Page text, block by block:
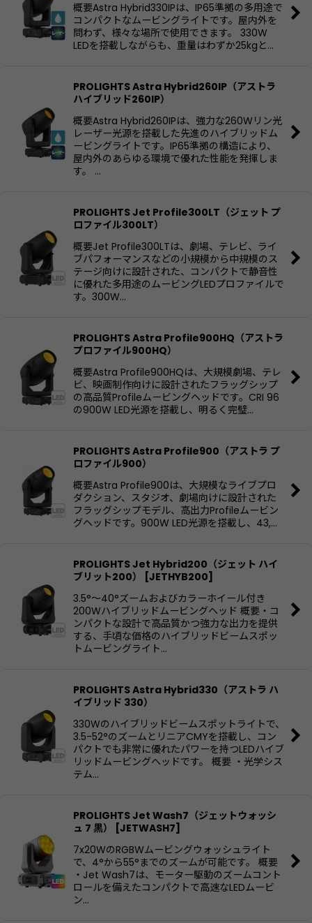
概要Astra Hybrid330IPは、IP65準拠の多用途で
コンパクトなムービングライトです。屋内外を
問わず、様々な場所で使用できます。 330W
LEDを搭載しながらも、重量はわずか25kgと…
PROLIGHTS Astra Hybrid260IP（アストラ
ハイブリッド260IP）
概要Astra Hybrid260IPは、強力な260Wリン光
レーザー光源を搭載した先進のハイブリッドム
ービングライトです。IP65準拠の構造により、
屋内外のあらゆる環境で優れた性能を発揮しま
す。 …
PROLIGHTS Jet Profile300LT（ジェット プ
ロファイル300LT）
概要Jet Profile300LTは、劇場、テレビ、ライ
ブパフォーマンスなどの小規模から中規模のス
テージ向けに設計された、コンパクトで静音性
に優れた多用途のムービングLEDプロファイルで
す。300W…
PROLIGHTS Astra Profile900HQ（アストラ
プロファイル900HQ）
概要Astra Profile900HQは、大規模劇場、テレ
ビ、映画制作向けに設計されたフラッグシップ
の高品質Profileムービングヘッドです。CRI 96
の900W LED光源を搭載し、明るく完璧…
PROLIGHTS Astra Profile900（アストラ プ
ロファイル900）
概要Astra Profile900は、大規模なライブプロ
ダクション、スタジオ、劇場向けに設計された
フラッグシップモデル、高出力Profileムービン
グヘッドです。900W LED光源を搭載し、43,…
PROLIGHTS Jet Hybrid200（ジェット ハイ
ブリット200）
[JETHYB200]
3.5°〜40°ズームおよびカラーホイール付き
200Wハイブリッドムービングヘッド 概要・コ
ンパクトな設計で高品質かつ強力な出力を提供
する、手頃な価格のハイブリッドビームスポッ
トムービングライト…
PROLIGHTS Astra Hybrid330（アストラ ハ
イブリッド 330）
330Wのハイブリッドビームスポットライトで、
3.5-52°のズームとリニアCMYを搭載し、コン
パクトでも非常に優れたパワーを持つLEDハイブ
リッドムービングヘッドです。 概要 ・光学シス
テム…
PROLIGHTS Jet Wash7（ジェットウォッシ
ュ 7 黒）
[JETWASH7]
7x20WのRGBWムービングウォッシュライト
で、4°から55°までのズームが可能です。 概要
・Jet Wash7は、モーター駆動のズームコント
ロールを備えたコンパクトで高速なLEDムービ
ン…